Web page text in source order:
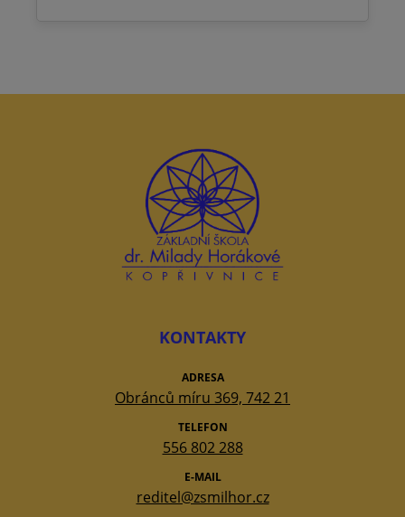
KONTAKTY
ADRESA
Obránců míru 369, 742 21
TELEFON
556 802 288
E-MAIL
reditel@zsmilhor.cz